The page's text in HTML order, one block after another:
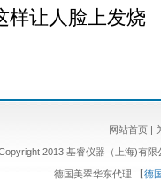
样让人脸上发烧
网站首页|
2013 基睿仪器（上海)有
德国美翠华东代理 【德